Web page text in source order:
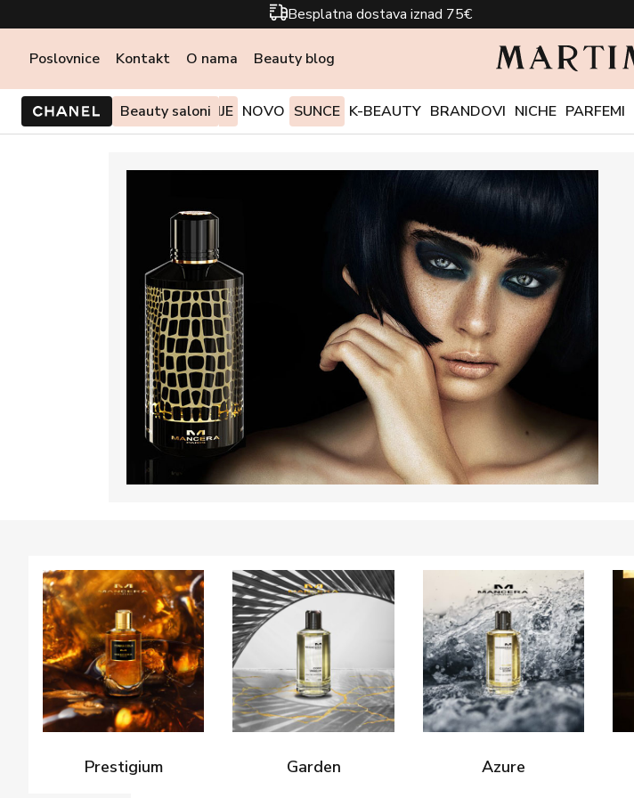
Besplatna dostava iznad 75€
Poslovnice Kontakt O nama Beauty blog
Beauty saloni
PONUDE I AKCIJE NOVO SUNCE K-BEAUTY BRANDOVI NICHE PARFEMI
Prestigium Garden Azure